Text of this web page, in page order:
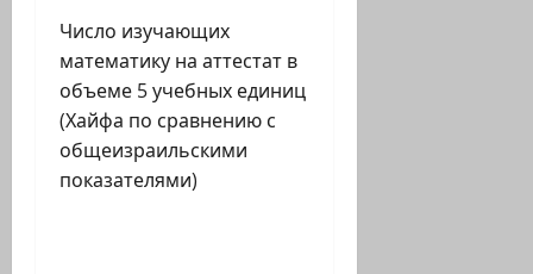
Число изучающих
математику на аттестат в
объеме 5 учебных единиц
(Хайфа по сравнению с
общеизраильскими
показателями)